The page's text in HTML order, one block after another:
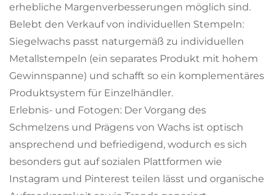
erhebliche Margenverbesserungen möglich sind.
Belebt den Verkauf von individuellen Stempeln:
Siegelwachs passt naturgemäß zu individuellen
Metallstempeln (ein separates Produkt mit hohem
Gewinnspanne) und schafft so ein komplementäres
Produktsystem für Einzelhändler.
Erlebnis- und Fotogen: Der Vorgang des
Schmelzens und Prägens von Wachs ist optisch
ansprechend und befriedigend, wodurch es sich
besonders gut auf sozialen Plattformen wie
Instagram und Pinterest teilen lässt und organische